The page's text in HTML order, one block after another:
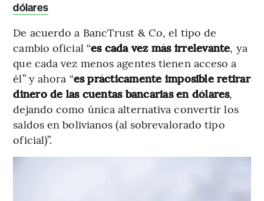
dólares
De acuerdo a BancTrust & Co, el tipo de
cambio oficial “es cada vez más irrelevante, ya
que cada vez menos agentes tienen acceso a
él” y ahora “es prácticamente imposible retirar
dinero de las cuentas bancarias en dólares,
dejando como única alternativa convertir los
saldos en bolivianos (al sobrevalorado tipo
oficial)”.